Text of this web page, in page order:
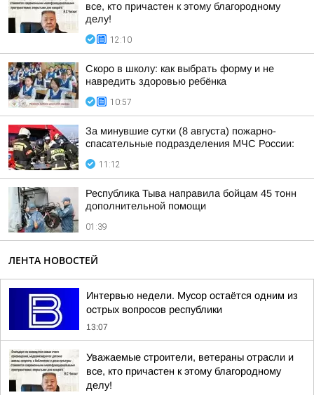
все, кто причастен к этому благородному
делу!
12:10
Скоро в школу: как выбрать форму и не
навредить здоровью ребёнка
10:57
За минувшие сутки (8 августа) пожарно-
спасательные подразделения МЧС России:
11:12
Республика Тыва направила бойцам 45 тонн
дополнительной помощи
01:39
ЛЕНТА НОВОСТЕЙ
Интервью недели. Мусор остаётся одним из
острых вопросов республики
13:07
Уважаемые строители, ветераны отрасли и
все, кто причастен к этому благородному
делу!